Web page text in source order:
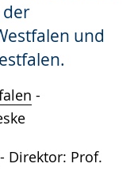
der
und
-
- Direktor: Prof.